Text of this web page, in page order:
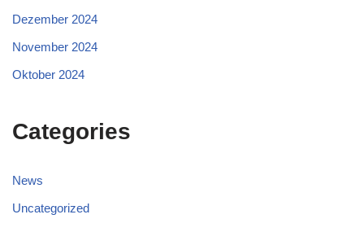
Dezember 2024
November 2024
Oktober 2024
Categories
News
Uncategorized